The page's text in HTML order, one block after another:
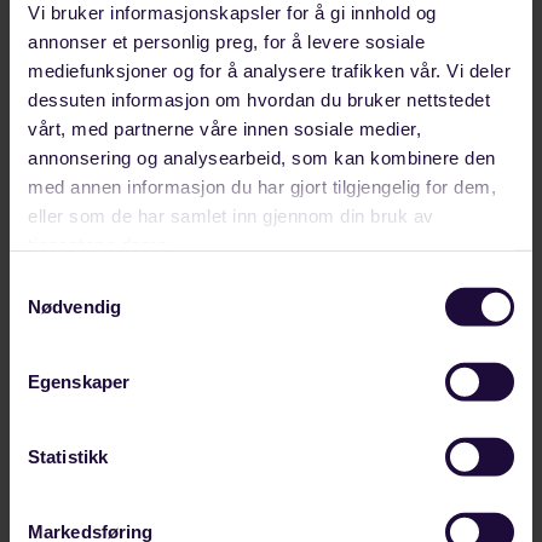
Vi bruker informasjonskapsler for å gi innhold og
annonser et personlig preg, for å levere sosiale
mediefunksjoner og for å analysere trafikken vår. Vi deler
dessuten informasjon om hvordan du bruker nettstedet
vårt, med partnerne våre innen sosiale medier,
annonsering og analysearbeid, som kan kombinere den
med annen informasjon du har gjort tilgjengelig for dem,
eller som de har samlet inn gjennom din bruk av
Nødvendig
Egenskaper
Statistikk
Markedsføring
som enkelt og oversiktlig, forutsigbart,
kostnadseffektivt og ikke-diskriminerende.
Så hvordan oppfylles dette med de forslåtte
endringene i dag, spør Bjerkeli og poengterer:
Det fremstår ikke som enkelt og oversiktlig.
En såkalt harmonisering mot
sjøfartsregelverket betyr heller at
regelverksregimet kompliseres for både
dykkerne og dykkeentreprenørene. Lokasjon
vil avgjøre regelverk og tilsynsmyndighet, ikke
selve arbeidet som skal utføres.
Det fremstår ikke som forutsigbart. En dykker
kan i verste fall måtte forholde seg til tre
regelverksregimer. Og det er fortsatt uklart